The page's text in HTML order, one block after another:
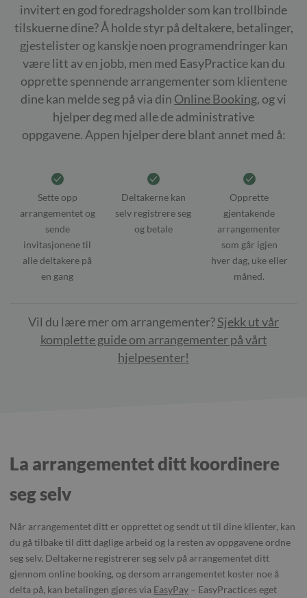
invitert en god foredragsholder som kan trollbinde
tilskuerne dine? Å holde styr på deltakere, betalinger,
gjestelister og kanskje noen programendringer kan
være litt av en jobb, men med EasyPractice kan du
opprette spennende arrangementer som klientene
dine kan melde seg på via din Online Booking, og vi
hjelper deg med alle de administrative
oppgavene. Appen hjelper dere blant annet med å:
Sette opp
arrangementet og
sende
invitasjonene til
alle deltakere på
en gang
Deltakerne kan
selv registrere seg
og betale
Opprette
gjentakende
arrangementer
som går igjen
hver dag, uke eller
måned.
Vil du lære mer om arrangementer?Sjekk ut vår
komplette guide om arrangementer på vårt
hjelpesenter!
La arrangementet ditt koordinere
seg selv
Når arrangementet ditt er opprettet og sendt ut til dine klienter, kan
du gå tilbake til ditt daglige arbeid og la resten av oppgavene ordne
seg selv. Deltakerne registrerer seg selv på arrangementet ditt
gjennom online booking, og dersom arrangementet koster noe å
delta på, kan betalingen gjøres via EasyPay – EasyPractices eget